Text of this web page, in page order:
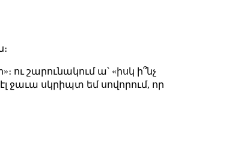
ու շարունակում ա՝ «իսկ ի՞նչ
ջաւա սկրիպտ եմ սովորում, որ